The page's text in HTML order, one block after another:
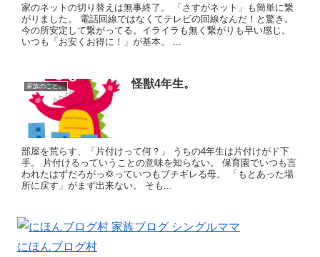
家のネットの切り替えは無事終了。 「さすがネット」も簡単に繋
がりました。 電話回線ではなくてテレビの回線なんだ！と驚き。
今の所安定して繋がってる。イライラも無く繋がりも早い感じ。
いつも「お安くお得に！」が基本。 ...
家族のこと。 怪獣4年生。
部屋を荒らす、「片付けって何？」 うちの4年生は片付けがド下
手。 片付けるっていうことの意味を知らない。 保育園でいつも言
われたはずだろがっ💢っていつもブチギレる母。 「もとあった場
所に戻す」がまず出来ない。 そも...
にほんブログ村